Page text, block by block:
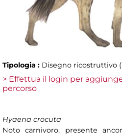
Tipologia : Disegno ricostruttivo
> Effettua il login per
percorso
Hyaena crocuta
Noto carnivoro, presente